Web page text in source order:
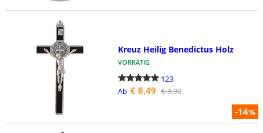
-14%
Kreuz Heilig Benedictus Holz
VORRÄTIG
123
Ab € 8,49 € 9,90